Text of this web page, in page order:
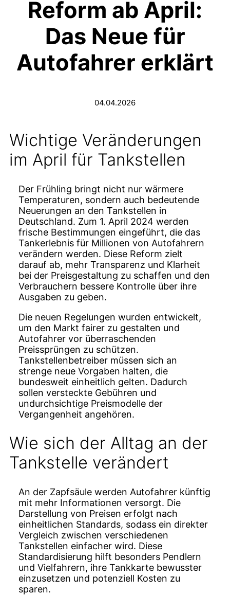
Reform ab April:
Das Neue für
Autofahrer erklärt
04.04.2026
Wichtige Veränderungen
im April für Tankstellen
Der Frühling bringt nicht nur wärmere
Temperaturen, sondern auch bedeutende
Neuerungen an den Tankstellen in
Deutschland. Zum 1. April 2024 werden
frische Bestimmungen eingeführt, die das
Tankerlebnis für Millionen von Autofahrern
verändern werden. Diese Reform zielt
darauf ab, mehr Transparenz und Klarheit
bei der Preisgestaltung zu schaffen und den
Verbrauchern bessere Kontrolle über ihre
Ausgaben zu geben.
Die neuen Regelungen wurden entwickelt,
um den Markt fairer zu gestalten und
Autofahrer vor überraschenden
Preissprüngen zu schützen.
Tankstellenbetreiber müssen sich an
strenge neue Vorgaben halten, die
bundesweit einheitlich gelten. Dadurch
sollen versteckte Gebühren und
undurchsichtige Preismodelle der
Vergangenheit angehören.
Wie sich der Alltag an der
Tankstelle verändert
An der Zapfsäule werden Autofahrer künftig
mit mehr Informationen versorgt. Die
Darstellung von Preisen erfolgt nach
einheitlichen Standards, sodass ein direkter
Vergleich zwischen verschiedenen
Tankstellen einfacher wird. Diese
Standardisierung hilft besonders Pendlern
und Vielfahrern, ihre Tankkarte bewusster
einzusetzen und potenziell Kosten zu
sparen.